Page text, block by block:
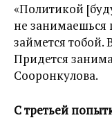
«Политикой
не занимаешься
займется тобой.
Придется
Сооронкулова.
С третьей